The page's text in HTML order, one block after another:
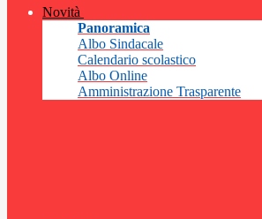
Novità
Panoramica
Albo Sindacale
Calendario scolastico
Albo Online
Amministrazione Trasparente